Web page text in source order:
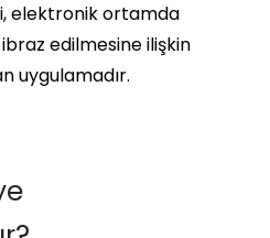
elektronik ortamda
edilmesine ilişkin
uygulamadır.